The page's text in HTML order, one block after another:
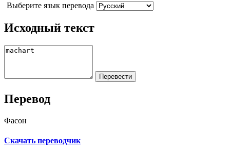
Выберите язык перевода
Исходный текст
Перевод
Фасон
Скачать переводчик